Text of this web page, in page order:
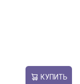
КУПИТЬ